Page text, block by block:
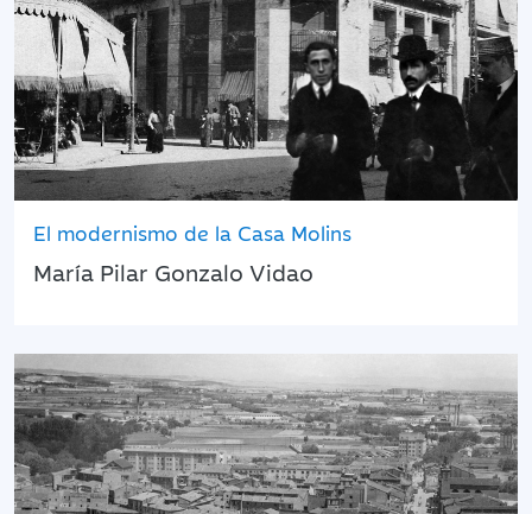
El modernismo de la Casa Molins
María Pilar Gonzalo Vidao